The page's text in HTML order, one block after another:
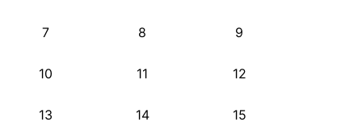
7 8 9
10 11 12
13 14 15